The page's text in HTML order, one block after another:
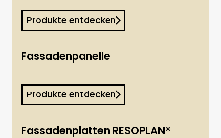
Produkte entdecken
Fassadenpanelle
Produkte entdecken
Fassadenplatten RESOPLAN®